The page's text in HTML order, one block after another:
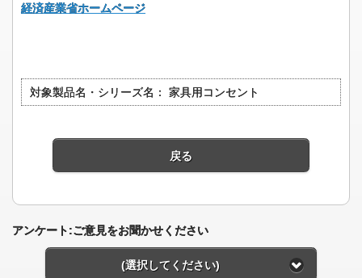
経済産業省ホームページ
対象製品名・シリーズ名： 家具用コンセント
戻る
アンケート:ご意見をお聞かせください
(選択してください)